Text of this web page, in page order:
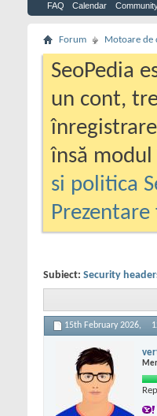
FAQ Calendar
Forum Motoare de
SeoPedia
un cont,
însă
si politica
Subiect: Security
15th February 2026,